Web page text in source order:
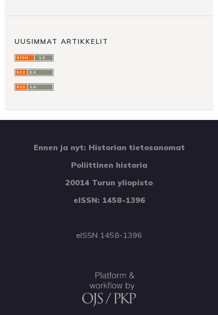
UUSIMMAT ARTIKKELIT
Ennen ja nyt: Historian tietosanomat
Poliittinen historia
20014 Turun yliopisto
eISSN: 1458-1396
eISSN 1458-1396